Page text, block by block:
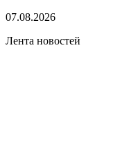
07.08.2026
Лента новостей